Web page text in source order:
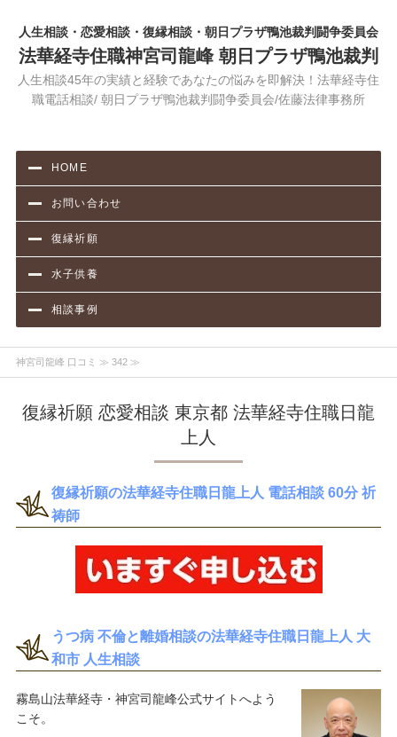
人生相談・恋愛相談・復縁相談・朝日プラザ鴨池裁判闘争委員会
法華経寺住職神宮司龍峰 朝日プラザ鴨池裁判
人生相談45年の実績と経験であなたの悩みを即解決！法華経寺住
職電話相談/ 朝日プラザ鴨池裁判闘争委員会/佐藤法律事務所
HOME
お問い合わせ
復縁祈願
水子供養
相談事例
神宮司龍峰 口コミ ≫ 342 ≫
復縁祈願 恋愛相談 東京都 法華経寺住職日龍
上人
復縁祈願の法華経寺住職日龍上人 電話相談 60分 祈
祷師
うつ病 不倫と離婚相談の法華経寺住職日龍上人 大
和市 人生相談
霧島山法華経寺・神宮司龍峰公式サイトへよう
こそ。